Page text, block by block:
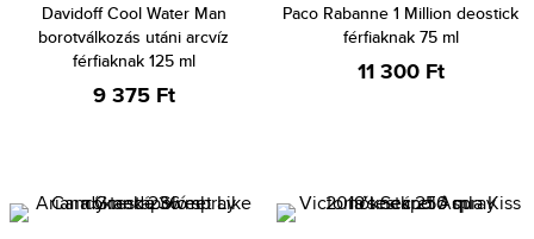
Davidoff Cool Water Man
borotválkozás utáni arcvíz
férfiaknak 125 ml
9 375 Ft
Paco Rabanne 1 Million deostick
férfiaknak 75 ml
11 300 Ft